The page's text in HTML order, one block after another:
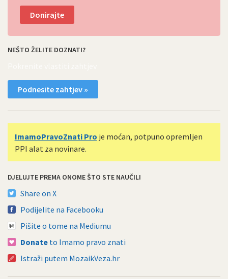
Donirajte
NEŠTO ŽELITE DOZNATI?
Podnesite zahtjev »
ImamoPravoZnati Pro je moćan, potpuno opremljen
PPI alat za novinare.
DJELUJTE PREMA ONOME ŠTO STE NAUČILI
Share on X
Podijelite na Facebooku
Pišite o tome na Mediumu
Donate to Imamo pravo znati
Istraži putem MozaikVeza.hr